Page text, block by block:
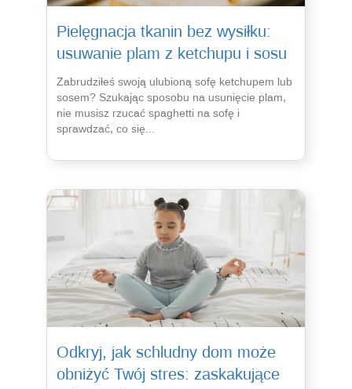
Pielęgnacja tkanin bez wysiłku:
usuwanie plam z ketchupu i sosu
Zabrudziłeś swoją ulubioną sofę ketchupem lub
sosem? Szukając sposobu na usunięcie plam,
nie musisz rzucać spaghetti na sofę i
sprawdzać, co się...
Odkryj, jak schludny dom może
obniżyć Twój stres: zaskakujące